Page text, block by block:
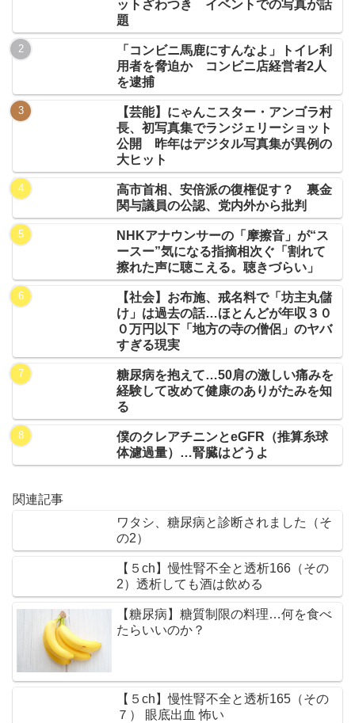
ットざわつき イベントでの写真が話
題
「コンビニ馬鹿にすんなよ」トイレ利
用者を脅迫か コンビニ店経営者2人
を逮捕
【芸能】にゃんこスター・アンゴラ村
長、初写真集でランジェリーショット
公開 昨年はデジタル写真集が異例の
大ヒット
高市首相、安倍派の復権促す？ 裏金
関与議員の公認、党内外から批判
NHKアナウンサーの「摩擦音」が“ス
ースー”気になる指摘相次ぐ「割れて
擦れた声に聴こえる。聴きづらい」
【社会】お布施、戒名料で「坊主丸儲
け」は過去の話…ほとんどが年収３０
０万円以下「地方の寺の僧侶」のヤバ
すぎる現実
糖尿病を抱えて…50肩の激しい痛みを
経験して改めて健康のありがたみを知
る
僕のクレアチニンとeGFR（推算糸球
体濾過量）…腎臓はどうよ
関連記事
ワタシ、糖尿病と診断されました（そ
の2）
【５ch】慢性腎不全と透析166（その
2）透析しても酒は飲める
【糖尿病】糖質制限の料理…何を食べ
たらいいのか？
【５ch】慢性腎不全と透析165（その
７） 眼底出血 怖い